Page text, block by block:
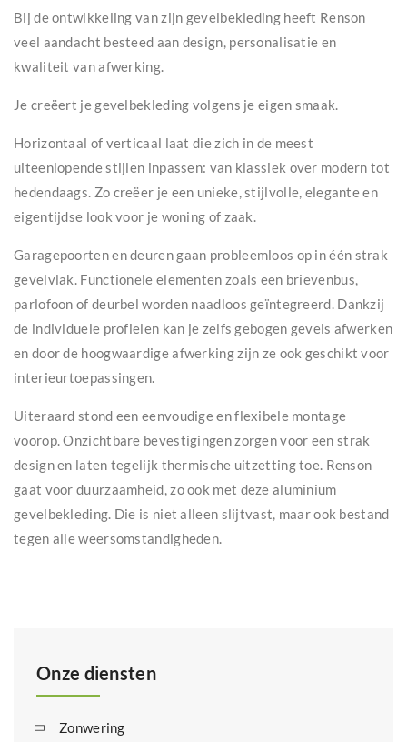
Bij de ontwikkeling van zijn gevelbekleding heeft Renson
veel aandacht besteed aan design, personalisatie en
kwaliteit van afwerking.
Je creëert je gevelbekleding volgens je eigen smaak.
Horizontaal of verticaal laat die zich in de meest
uiteenlopende stijlen inpassen: van klassiek over modern tot
hedendaags. Zo creëer je een unieke, stijlvolle, elegante en
eigentijdse look voor je woning of zaak.
Garagepoorten en deuren gaan probleemloos op in één strak
gevelvlak. Functionele elementen zoals een brievenbus,
parlofoon of deurbel worden naadloos geïntegreerd. Dankzij
de individuele profielen kan je zelfs gebogen gevels afwerken
en door de hoogwaardige afwerking zijn ze ook geschikt voor
interieurtoepassingen.
Uiteraard stond een eenvoudige en flexibele montage
voorop. Onzichtbare bevestigingen zorgen voor een strak
design en laten tegelijk thermische uitzetting toe. Renson
gaat voor duurzaamheid, zo ook met deze aluminium
gevelbekleding. Die is niet alleen slijtvast, maar ook bestand
tegen alle weersomstandigheden.
Onze diensten
Zonwering